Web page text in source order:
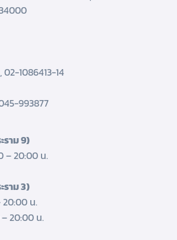
02-1086413-14
993877
ราม 9)
– 20:00 น.
ราม 3)
น.
20:00 น.